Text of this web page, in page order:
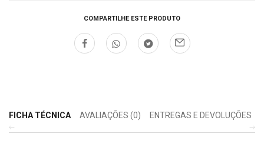
COMPARTILHE ESTE PRODUTO
FICHA TÉCNICA AVALIAÇÕES (0) ENTREGAS E DEVOLUÇÕES